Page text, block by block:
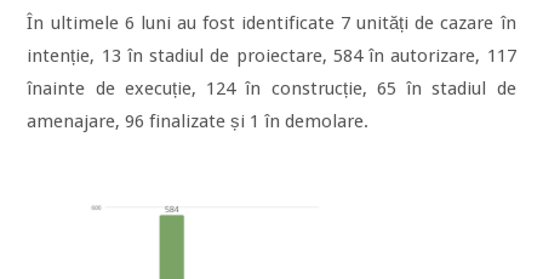
În ultimele 6 luni au fost identificate 7 unități de cazare în
intenție, 13 în stadiul de proiectare, 584 în autorizare, 117
înainte de execuție, 124 în construcție, 65 în stadiul de
amenajare, 96 finalizate și 1 în demolare.